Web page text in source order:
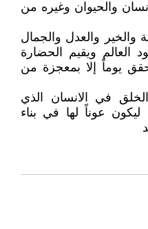
والحيوان وغيره من
والخير والعدل والجمال
العالم ويقيم الحضارة
يوماً إلا بمعجزة من
الخلق في الانسان الذي
عوناً لها في بناء